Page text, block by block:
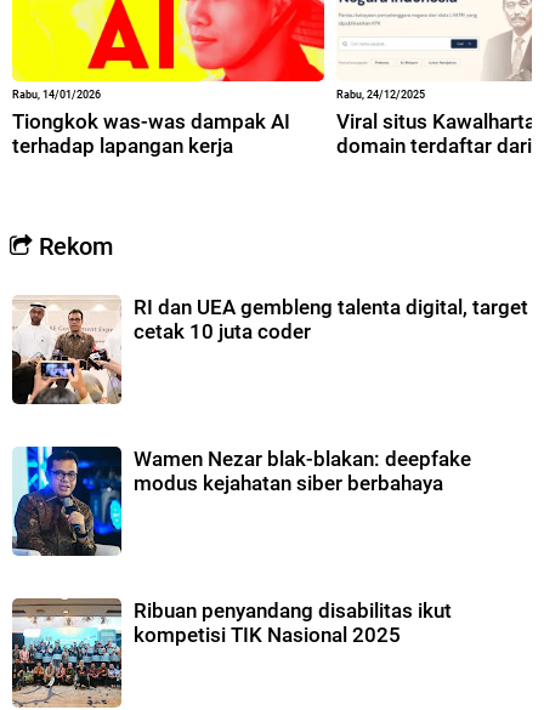
Rabu, 14/01/2026
Tiongkok was-was dampak AI
terhadap lapangan kerja
Rabu, 24/12/2025
Viral situs
domain terdaftar dari
Rekom
RI dan UEA gembleng talenta digital, target
cetak 10 juta coder
Wamen Nezar blak-blakan: deepfake
modus kejahatan siber berbahaya
Ribuan penyandang disabilitas ikut
kompetisi TIK Nasional 2025